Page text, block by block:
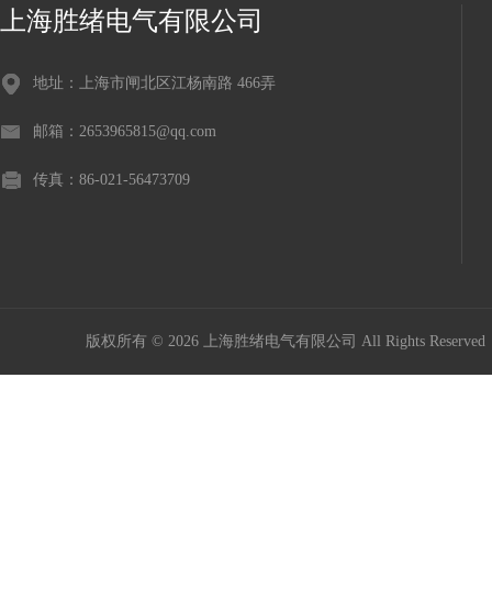
上海胜绪电气有限公司
地址：上海市闸北区江杨南路 466弄
邮箱：2653965815@qq.com
传真：86-021-56473709
版权所有 © 2026 上海胜绪电气有限公司 All Rights